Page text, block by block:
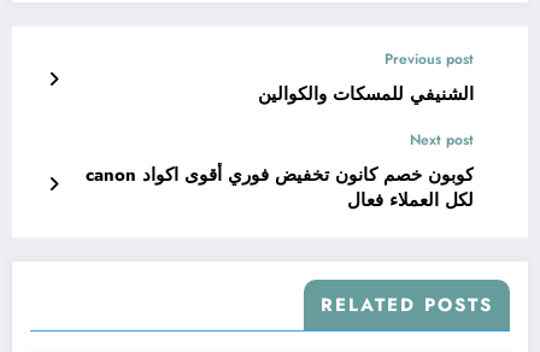
Previous post
الشنيفي للمسكات والكوالين
Next post
كوبون خصم كانون تخفيض فوري أقوى اكواد canon
لكل العملاء فعال
RELATED POSTS